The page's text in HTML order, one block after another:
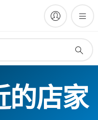
的店家